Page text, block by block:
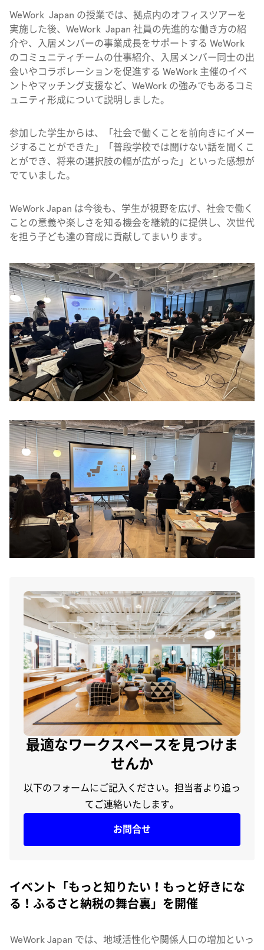
WeWork Japan の授業では、拠点内のオフィスツアーを
実施した後、WeWork Japan 社員の先進的な働き方の紹
介や、入居メンバーの事業成長をサポートする WeWork
のコミュニティチームの仕事紹介、入居メンバー同士の出
会いやコラボレーションを促進する WeWork 主催のイベ
ントやマッチング支援など、WeWork の強みでもあるコミ
ュニティ形成について説明しました。
参加した学生からは、「社会で働くことを前向きにイメー
ジすることができた」「普段学校では聞けない話を聞くこ
とができ、将来の選択肢の幅が広がった」といった感想が
でていました。
WeWork Japan は今後も、学生が視野を広げ、社会で働く
ことの意義や楽しさを知る機会を継続的に提供し、次世代
を担う子ども達の育成に貢献してまいります。
最適なワークスペースを見つけま
せんか
以下のフォームにご記入ください。担当者より追っ
てご連絡いたします。
お問合せ
イベント「もっと知りたい！もっと好きにな
る！ふるさと納税の舞台裏」を開催
WeWork Japan では、地域活性化や関係人口の増加といっ